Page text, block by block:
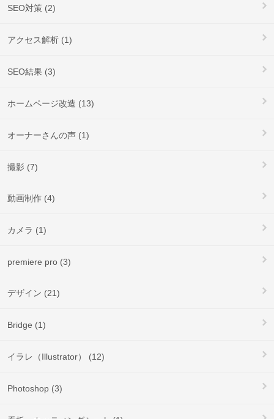
SEO対策 (2)
アクセス解析 (1)
SEO結果 (3)
ホームページ改造 (13)
オーナーさんの声 (1)
撮影 (7)
動画制作 (4)
カメラ (1)
premiere pro (3)
デザイン (21)
Bridge (1)
イラレ（Illustrator） (12)
Photoshop (3)